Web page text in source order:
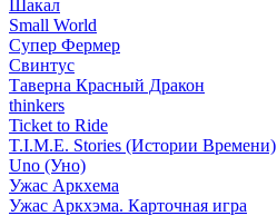
Шакал
Small World
Супер Фермер
Свинтус
Таверна Красный Дракон
thinkers
Ticket to Ride
T.I.M.E. Stories (Истории Времени)
Uno (Уно)
Ужас Аркхема
Ужас Аркхэма. Карточная игра